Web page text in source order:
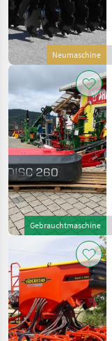
Neumaschine
Gebrauchtmaschine